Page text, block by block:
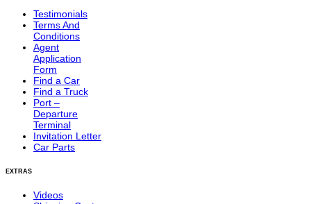
Testimonials
Terms And
Conditions
Agent
Application
Form
Find a Car
Find a Truck
Port –
Departure
Terminal
Invitation Letter
Car Parts
EXTRAS
Videos